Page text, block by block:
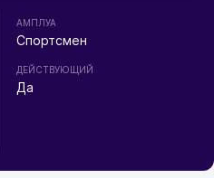
АМПЛУА
Спортсмен
ДЕЙСТВУЮЩИЙ
Да